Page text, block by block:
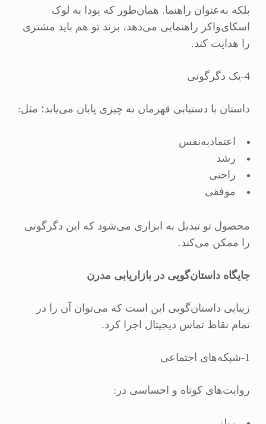
بلکه به‌عنوان راهنما. همان‌طور که یودا به لوک
اسکای‌واکر راهنمایی می‌دهد، برند تو هم باید مشتری
را هدایت کند.
4-یک دگرگونی
داستان با دستیابی قهرمان به چیزی پایان می‌یابد؛ مثل:
اعتمادبه‌نفس
رشد
راحتی
موفقی
محصول تو تبدیل به ابزاری می‌شود که این دگرگونی
را ممکن می‌کند.
جایگاه داستان‌گویی در بازاریابی مدرن
زیبایی داستان‌گویی این است که می‌توان آن را در
تمام نقاط تماس دیجیتال اجرا کرد.
1-شبکه‌های اجتماعی
روایت‌های کوتاه و احساسی در: